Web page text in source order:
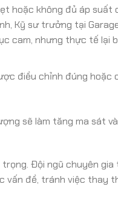
hoặc không đủ áp suất
Kỹ sư trưởng tại
cam, nhưng thực tế lại
điều chỉnh đúng hoặc
sẽ làm tăng ma sát
Đội ngũ chuyên
vấn đề, tránh việc thay